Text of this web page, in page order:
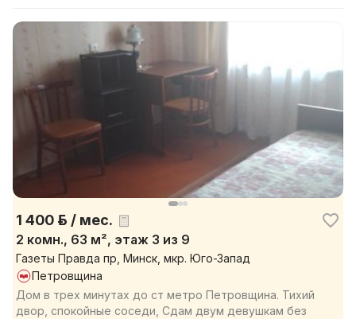
1 400 р. / мес.
2 комн., 63 м², этаж 3 из 9
Газеты Правда пр, Минск, мкр. Юго-Запад
Петровщина
Дом в трех минутах до ст метро Петровщина. Тихий
двор, спокойные соседи, Сдам двум девушкам без